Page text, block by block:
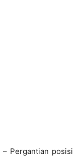
– Pergantian posisi